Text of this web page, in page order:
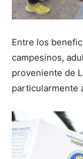
Entre los
campesinos,
proveniente de
particularmente